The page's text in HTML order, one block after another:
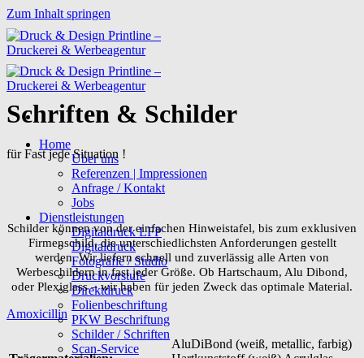
Zum Inhalt springen
Home
Über uns
Referenzen | Impressionen
Anfrage / Kontakt
Jobs
Dienstleistungen
Digitaldruck LFP
Digitaldruck
Fotografie / Studio
Druckvorstufe
Direktdruck
Folienbeschriftung
PKW Beschriftung
Schilder / Schriften
Scan-Service
Schriften & Schilder
für Fast jede Situation !
Schilder können von der einfachen Hinweistafel, bis zum exklusiven
Firmenschild, die unterschiedlichsten Anforderungen gestellt
werden. Wir liefern schnell und zuverlässig alle Arten von
Werbeschildern in fast jeder Größe. Ob Hartschaum, Alu Dibond,
oder Plexiglass – wir haben für jeden Zweck das optimale Material.
Amoxicillin
AluDiBond (weiß, metallic, farbig)